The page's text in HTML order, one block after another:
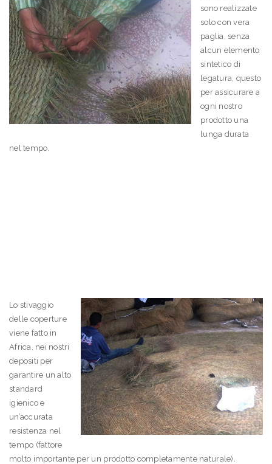
sono realizzate
solo con vera
paglia, senza
alcun elemento
sintetico di
legatura, questo
per assicurare a
ogni nostro
prodotto una
lunga durata
nel tempo.
Lo stivaggio
delle coperture
viene fatto in
Africa, nei nostri
depositi per
garantire un alto
standard
igienico e
un’accurata
resistenza nel
tempo (fattore
molto importante per un prodotto completamente naturale).